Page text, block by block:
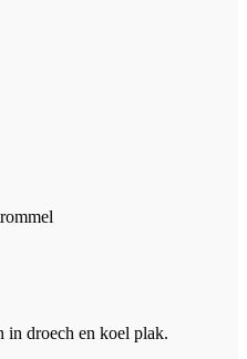
in droech en koel plak.